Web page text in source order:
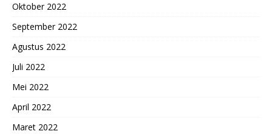
Oktober 2022
September 2022
Agustus 2022
Juli 2022
Mei 2022
April 2022
Maret 2022